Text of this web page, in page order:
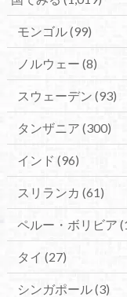
モンゴル(99)
ノルウェー (8)
スウェーデン (93)
タンザニア (300)
インド (96)
スリランカ (61)
ペルー・ボリビア
タイ (27)
シンガポール(3)